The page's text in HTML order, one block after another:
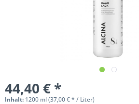
44,40 € *
Inhalt: 1200 ml(37,00 € * / Liter)